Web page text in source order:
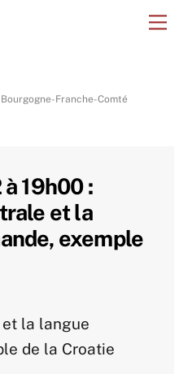
Franche-Comté
19h00 :
et la
exemple
et la langue
de la Croatie